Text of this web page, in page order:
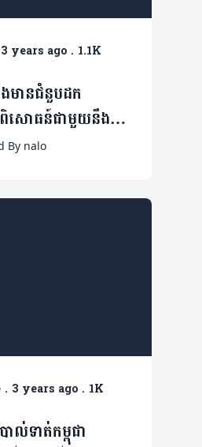
3 years ago . 1.1K
មានជំនួបដក
សោធន៍ជាមួយនឹង
ផ្ទះ World Cup
By nalo
. 3 years ago . 1K
ល់ទាត់កម្ពុជា